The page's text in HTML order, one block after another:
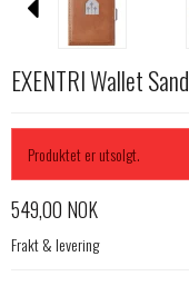
EXENTRI Wallet Sand
Produktet er utsolgt.
549,00 NOK
Frakt & levering